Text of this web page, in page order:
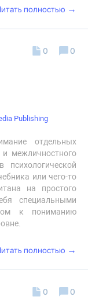
полностью →
Publishing
отдельных
и межличностного
или чего-то
на простого
специальными
к пониманию
0 0
полностью →
0 0